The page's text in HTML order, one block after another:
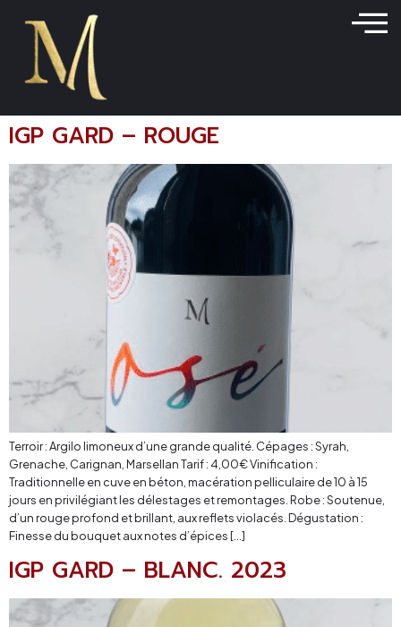
principal
IGP GARD – ROUGE
Terroir : Argilo limoneux d’une grande qualité. Cépages : Syrah,
Grenache, Carignan, Marsellan Tarif : 4,00€ Vinification :
Traditionnelle en cuve en béton, macération pelliculaire de 10 à 15
jours en privilégiant les délestages et remontages. Robe : Soutenue,
d’un rouge profond et brillant, aux reflets violacés. Dégustation :
Finesse du bouquet aux notes d’épices […]
IGP GARD – BLANC. 2023